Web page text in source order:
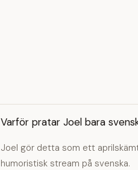
Varför pratar Joel bara
Joel gör detta som ett
humoristisk stream på svenska.